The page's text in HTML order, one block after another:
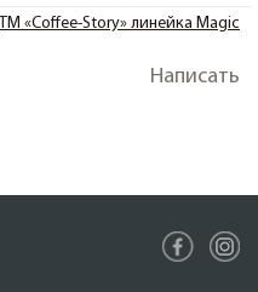
ТМ «Coffee-Story» линейка Magic
Написать